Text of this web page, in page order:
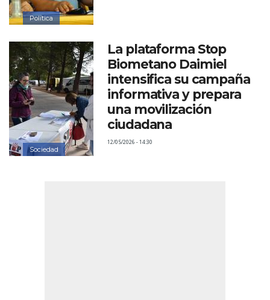
Política
Sociedad
La plataforma Stop
Biometano Daimiel
intensifica su campaña
informativa y prepara
una movilización
ciudadana
12/05/2026 - 14:30